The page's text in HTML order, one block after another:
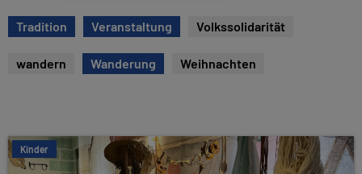
Tradition Veranstaltung Volkssolidarität
wandern Wanderung Weihnachten
Kinder